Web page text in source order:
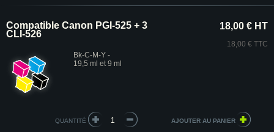
Compatible Canon PGI-525 + 3
CLI-526
Bk-C-M-Y -
19,5 ml et 9 ml
18,00 € HT
18,00 € TTC
QUANTITÉ